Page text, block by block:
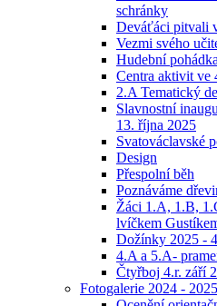
schránky
Deváťáci pitvali
Vezmi svého
Hudební
Centra aktivit ve
2.A Tematický
Slavnostní
13. října 2025
Svatováclavské
Design
Přespolní běh
Poznáváme
Žáci 1.A, 1.B,
lvíčkem
Dožínky 2025 -
4.A a 5.A-
Čtyřboj 4.r. září
Fotogalerie 2024 - 2025